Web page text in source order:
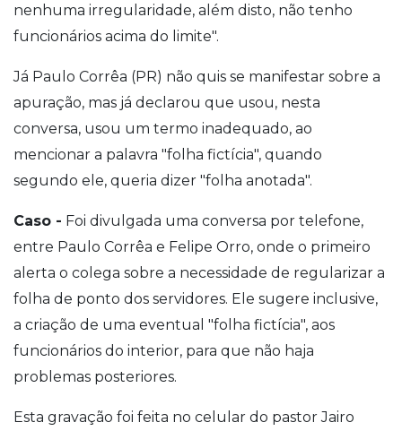
nenhuma irregularidade, além disto, não tenho
funcionários acima do limite".
Já Paulo Corrêa (PR) não quis se manifestar sobre a
apuração, mas já declarou que usou, nesta
conversa, usou um termo inadequado, ao
mencionar a palavra "folha fictícia", quando
segundo ele, queria dizer "folha anotada".
Caso - Foi divulgada uma conversa por telefone,
entre Paulo Corrêa e Felipe Orro, onde o primeiro
alerta o colega sobre a necessidade de regularizar a
folha de ponto dos servidores. Ele sugere inclusive,
a criação de uma eventual "folha fictícia", aos
funcionários do interior, para que não haja
problemas posteriores.
Esta gravação foi feita no celular do pastor Jairo